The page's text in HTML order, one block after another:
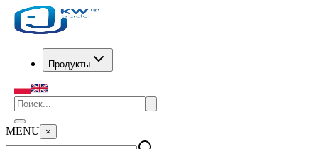
Продукты
MENU ×